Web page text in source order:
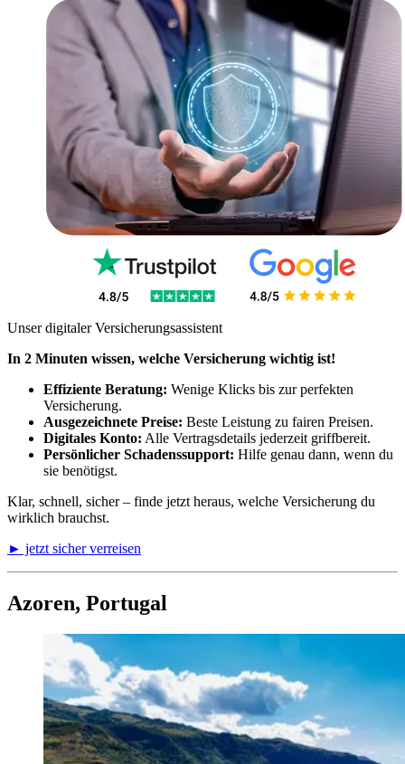
Unser digitaler Versicherungsassistent
In 2 Minuten wissen, welche Versicherung wichtig ist!
Effiziente Beratung: Wenige Klicks bis zur perfekten
Versicherung.
Ausgezeichnete Preise: Beste Leistung zu fairen Preisen.
Digitales Konto: Alle Vertragsdetails jederzeit griffbereit.
Persönlicher Schadenssupport: Hilfe genau dann, wenn du
sie benötigst.
Klar, schnell, sicher – finde jetzt heraus, welche Versicherung du
wirklich brauchst.
► jetzt sicher verreisen
Azoren, Portugal